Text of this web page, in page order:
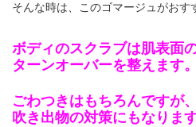
そんな時は、このゴマージュがおす
ボディのスクラブは肌表面
ターンオーバーを整えます。
ごわつきはもちろんですが、
吹き出物の対策にもなります